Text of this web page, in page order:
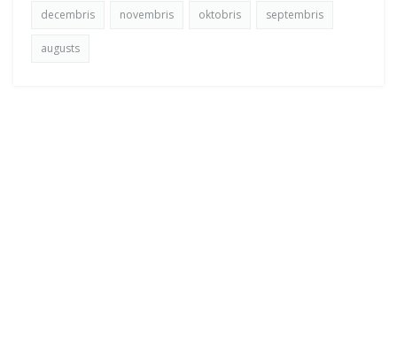
decembris novembris oktobris septembris
augusts